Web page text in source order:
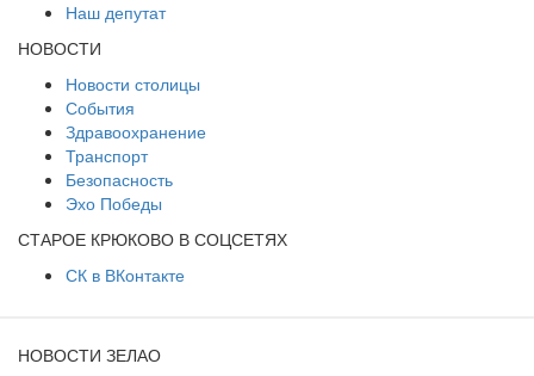
Наш депутат
НОВОСТИ
Новости столицы
События
Здравоохранение
Транспорт
Безопасность
Эхо Победы
СТАРОЕ КРЮКОВО В СОЦСЕТЯХ
СК в ВКонтакте
НОВОСТИ ЗЕЛАО